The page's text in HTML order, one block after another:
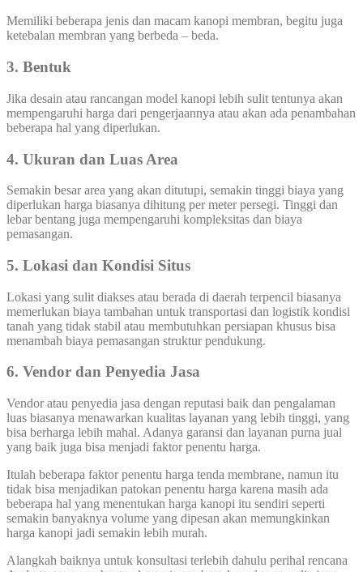
Memiliki beberapa jenis dan macam kanopi membran, begitu juga
ketebalan membran yang berbeda – beda.
3. Bentuk
Jika desain atau rancangan model kanopi lebih sulit tentunya akan
mempengaruhi harga dari pengerjaannya atau akan ada penambahan
beberapa hal yang diperlukan.
4. Ukuran dan Luas Area
Semakin besar area yang akan ditutupi, semakin tinggi biaya yang
diperlukan harga biasanya dihitung per meter persegi. Tinggi dan
lebar bentang juga mempengaruhi kompleksitas dan biaya
pemasangan.
5. Lokasi dan Kondisi Situs
Lokasi yang sulit diakses atau berada di daerah terpencil biasanya
memerlukan biaya tambahan untuk transportasi dan logistik kondisi
tanah yang tidak stabil atau membutuhkan persiapan khusus bisa
menambah biaya pemasangan struktur pendukung.
6. Vendor dan Penyedia Jasa
Vendor atau penyedia jasa dengan reputasi baik dan pengalaman
luas biasanya menawarkan kualitas layanan yang lebih tinggi, yang
bisa berharga lebih mahal. Adanya garansi dan layanan purna jual
yang baik juga bisa menjadi faktor penentu harga.
Itulah beberapa faktor penentu harga tenda membrane, namun itu
tidak bisa menjadikan patokan penentu harga karena masih ada
beberapa hal yang menentukan harga kanopi itu sendiri seperti
semakin banyaknya volume yang dipesan akan memungkinkan
harga kanopi jadi semakin lebih murah.
Alangkah baiknya untuk konsultasi terlebih dahulu perihal rencana